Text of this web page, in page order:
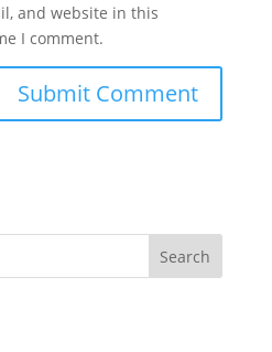
and website in this
I comment.
Search